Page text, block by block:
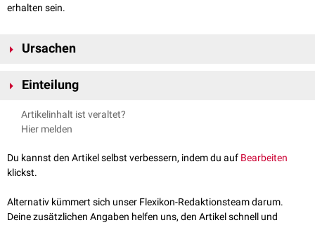
erhalten sein.
Ursachen
auslösenden Nerven
Nervenerkrankungen (Multiple Sklerose
Stoffwechselerkrankungen (
In seltenen Fällen kann eine Anejakulation auch durch psychische
Einteilung
Tritt die Anejakulation dauernd auf, spricht man von einer
Anejakulation . Kann der Mann nur unter bestimmten Umständen
Artikelinhalt ist veraltet?
Hier melden
Du kannst den Artikel selbst verbessern, indem du auf Bearbeiten
klickst.
Alternativ kümmert sich unser Flexikon-Redaktionsteam darum.
Deine zusätzlichen Angaben helfen uns, den Artikel schnell und